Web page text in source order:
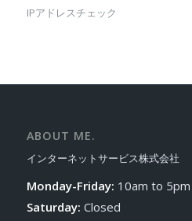
IPアドレスチェック
ABOUT ME.
インターネットサービス株式会社
Monday-Friday: 10am to 5pm
Saturday: Closed